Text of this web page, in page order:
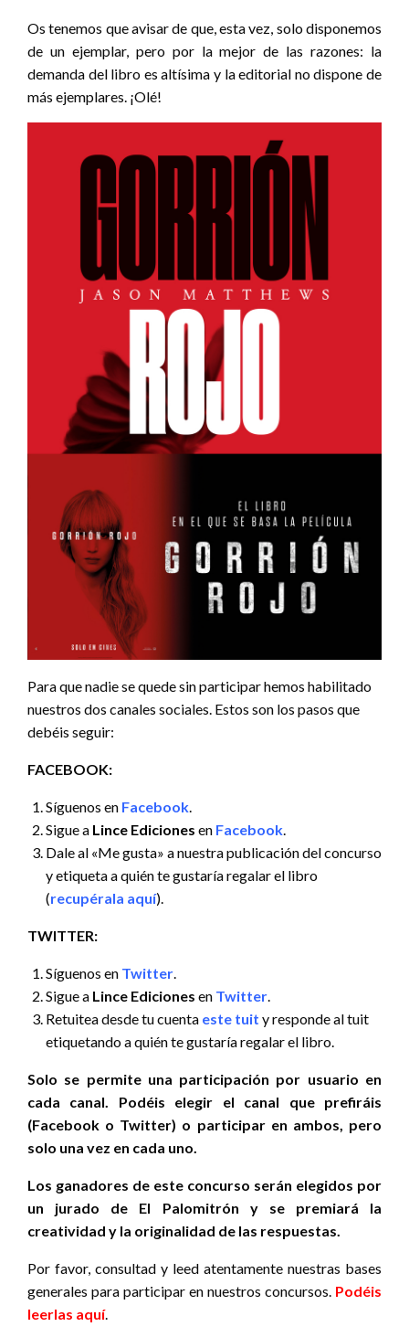
Os tenemos que avisar de que, esta vez, solo disponemos
de un ejemplar, pero por la mejor de las razones: la
demanda del libro es altísima y la editorial no dispone de
más ejemplares. ¡Olé!
Para que nadie se quede sin participar hemos habilitado
nuestros dos canales sociales. Estos son los pasos que
debéis seguir:
FACEBOOK:
Síguenos en Facebook
Sigue a Lince Ediciones en Facebook
Dale al «Me gusta» a nuestra publicación del concurso
y etiqueta a quién te gustaría regalar el libro
(recupérala aquí).
TWITTER:
Síguenos en Twitter
Sigue a Lince Ediciones en Twitter
Retuitea desde tu cuenta este tuit y responde al tuit
etiquetando a quién te gustaría regalar el libro.
Solo se permite una participación por usuario en
cada canal. Podéis elegir el canal que prefiráis
(Facebook o Twitter) o participar en ambos, pero
solo una vez en cada uno.
Los ganadores de este concurso serán elegidos por
un jurado de El Palomitrón y se premiará la
creatividad y la originalidad de las respuestas.
Por favor, consultad y leed atentamente nuestras bases
generales para participar en nuestros concursos. Podéis
leerlas aquí.